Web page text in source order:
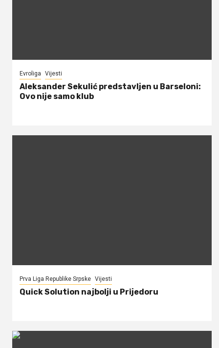
Evroliga Vijesti
Aleksander Sekulić predstavljen u Barseloni:
Ovo nije samo klub
Prva Liga Republike Srpske Vijesti
Quick Solution najbolji u Prijedoru